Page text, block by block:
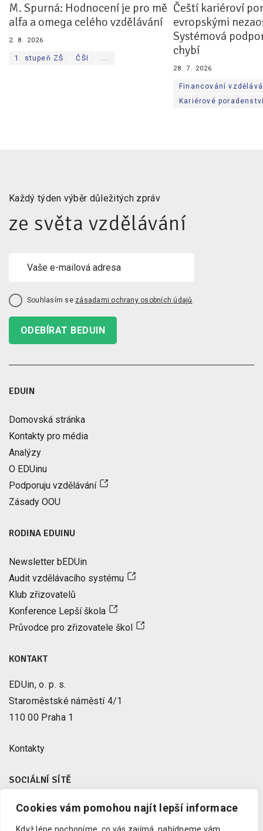
Cookies vám pomohou najít lepší informace
M. Spurná: Hodnocení je pro mě
alfa a omega celého vzdělávání
2. 8. 2026
1. stupeň ZŠ ČŠI ...
Čeští kariéroví
evropskými
Systémová
chybí
28. 7. 2026
Financování
Kariérové
Každý týden výběr důležitých zpráv
ze světa vzdělávání
Souhlasím se zásadami ochrany osobních údajů .
ODEBÍRAT BEDUIN
EDUIN
Domovská stránka
Kontakty pro média
Analýzy
O EDUinu
Podporuju vzdělávání
Zásady OOU
RODINA EDUINU
Newsletter bEDUin
Audit vzdělávacího systému
Klub zřizovatelů
Konference Lepší škola
Průvodce pro zřizovatele škol
KONTAKT
EDUin, o. p. s.
Staroměstské náměstí 4/1
110 00 Praha 1
Kontakty
SOCIÁLNÍ SÍTĚ
Facebook